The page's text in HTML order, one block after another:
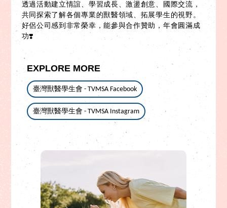
透過活動建立情誼、學習成長、激盪創意、國際交流，
共同探索了解各個專業的獸醫領域、拓展學生的視野。
好侶公司感到非常榮幸，能參與合作贊助，年會圓滿成
功❣️
EXPLORE MORE
臺灣獸醫學生會 - TVMSA Facebook
臺灣獸醫學生會 - TVMSA Instagram